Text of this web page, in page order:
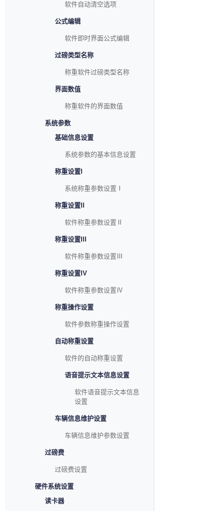
软件自动清空选项
公式编辑
软件即时界面公式编辑
过磅类型名称
称重软件过磅类型名称
界面数值
称重软件的界面数值
系统参数
基础信息设置
系统参数的基本信息设置
称重设置I
系统称重参数设置Ⅰ
称重设置II
软件称重参数设置Ⅱ
称重设置III
软件称重参数设置Ⅲ
称重设置IV
软件称重参数设置Ⅳ
称重操作设置
软件参数称重操作设置
自动称重设置
软件的自动称重设置
语音提示文本信息设置
软件语音提示文本信息
设置
车辆信息维护设置
车辆信息维护参数设置
过磅费
过磅费设置
硬件系统设置
读卡器